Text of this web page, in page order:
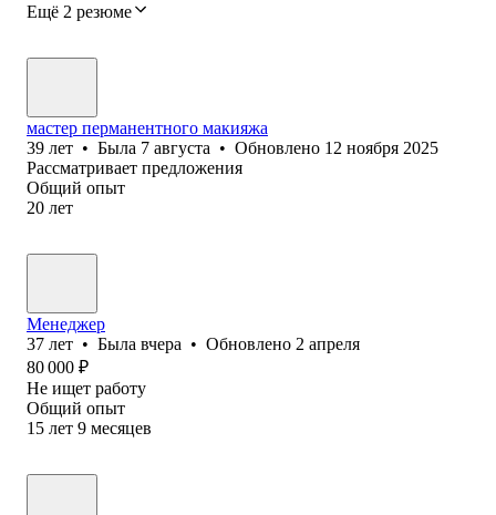
Ещё 2 резюме
мастер перманентного макияжа
39 лет • Была 7 августа • Обновлено 12 ноября 2025
Рассматривает предложения
Общий опыт
20 лет
Менеджер
37 лет • Была вчера • Обновлено 2 апреля
80 000 ₽
Не ищет работу
Общий опыт
15 лет 9 месяцев